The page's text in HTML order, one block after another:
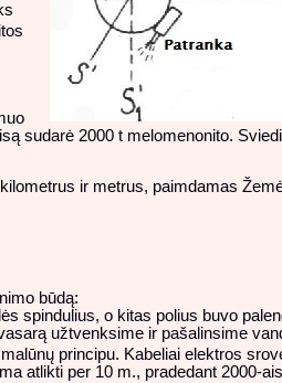
sudarė 2000 t melomenonito.
ir metrus, paimdamas
būdą:
spindulius, o kitas polius buvo
užtvenksime ir pašalinsime
principu. Kabeliai elektros
atlikti per 10 m., pradedant 2000-